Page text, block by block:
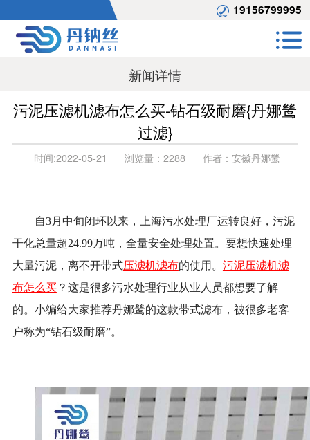
19156799995
新闻详情
污泥压滤机滤布怎么买-钻石级耐磨{丹娜鸶
过滤}
时间:2022-05-21 浏览量： 2288 作者： 安徽丹娜鸶
自3月中旬闭环以来，上海污水处理厂运转良好，污泥
干化总量超24.99万吨，全量安全处理处置。要想快速处理
大量污泥，离不开带式压滤机滤布的使用。 污泥压滤机滤
布怎么买？这是很多污水处理行业从业人员都想要了解
的。小编给大家推荐丹娜鸶的这款带式滤布，被很多老客
户称为“钻石级耐磨”。